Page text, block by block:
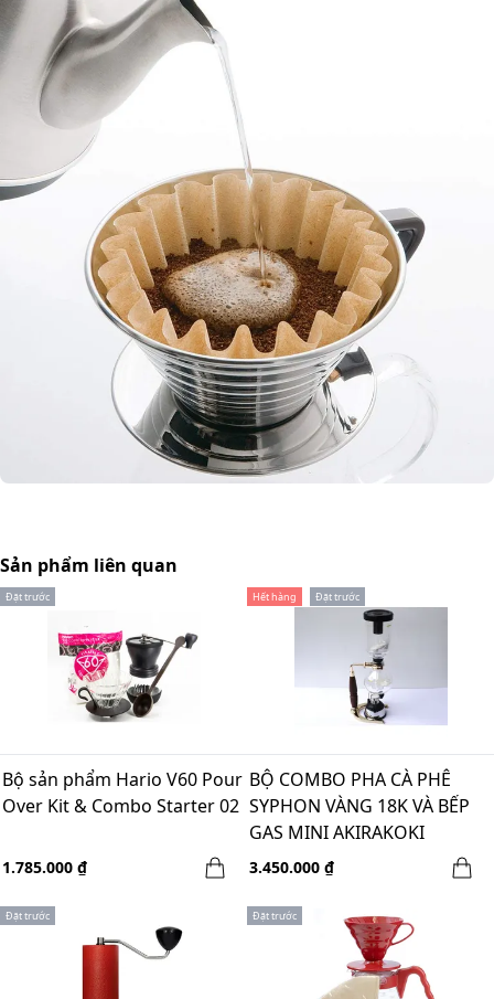
Sản phẩm liên quan
Đặt trước
Bộ sản phẩm Hario V60 Pour
Over Kit & Combo Starter 02
1.785.000 ₫
Hết hàng Đặt trước
BỘ COMBO PHA CÀ PHÊ
SYPHON VÀNG 18K VÀ BẾP
GAS MINI AKIRAKOKI
3.450.000 ₫
Đặt trước Đặt trước